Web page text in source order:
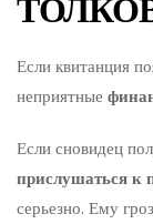
Если квитанция
неприятные
Если сновидец
прислушаться к
серьезно. Ему